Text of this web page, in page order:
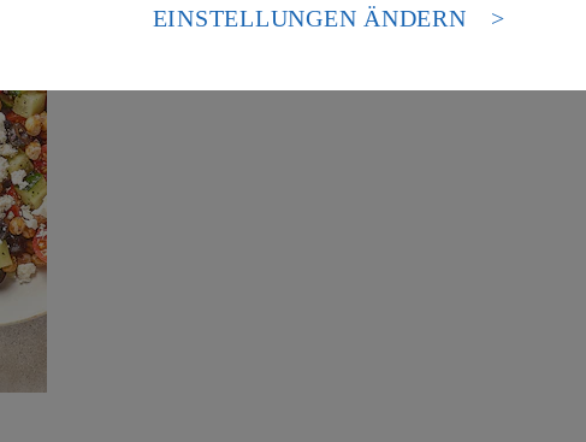
eines Zugriffs durch US-amerikanische Behörden.
EINSTELLUNGEN ÄNDERN